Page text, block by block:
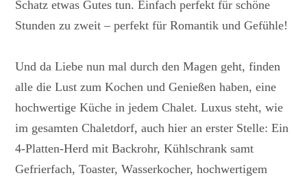
Schatz etwas Gutes tun. Einfach perfekt für schöne
Stunden zu zweit – perfekt für Romantik und Gefühle!
Und da Liebe nun mal durch den Magen geht, finden
alle die Lust zum Kochen und Genießen haben, eine
hochwertige Küche in jedem Chalet. Luxus steht, wie
im gesamten Chaletdorf, auch hier an erster Stelle: Ein
4-Platten-Herd mit Backrohr, Kühlschrank samt
Gefrierfach, Toaster, Wasserkocher, hochwertigem